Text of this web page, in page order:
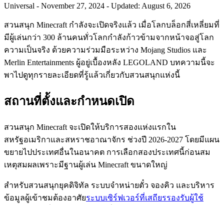
Universal - November 27, 2024 - Updated: August 6, 2026
สวนสนุก Minecraft กำลังจะเปิดจริงแล้ว เมื่อโลกบล็อกสี่เหลี่ยมที่
มีผู้เล่นกว่า 300 ล้านคนทั่วโลกกำลังก้าวข้ามจากหน้าจอสู่โลก
ความเป็นจริง ด้วยความร่วมมือระหว่าง Mojang Studios และ
Merlin Entertainments ผู้อยู่เบื้องหลัง LEGOLAND บทความนี้จะ
พาไปดูทุกรายละเอียดที่รู้แล้วเกี่ยวกับสวนสนุกแห่งนี้
สถานที่ตั้งและกำหนดเปิด
สวนสนุก Minecraft จะเปิดให้บริการสองแห่งแรกใน
สหรัฐอเมริกาและสหราชอาณาจักร ช่วงปี 2026-2027 โดยมีแผน
ขยายไปประเทศอื่นในอนาคต การเลือกสองประเทศนี้ก่อนสม
เหตุสมผลเพราะมีฐานผู้เล่น Minecraft ขนาดใหญ่
สำหรับสวนสนุกยุคดิจิทัล ระบบจำหน่ายตั๋ว จองคิว และบริหาร
ข้อมูลผู้เข้าชมต้องอาศัยระบบเซิร์ฟเวอร์ที่เสถียรรองรับผู้ใช้